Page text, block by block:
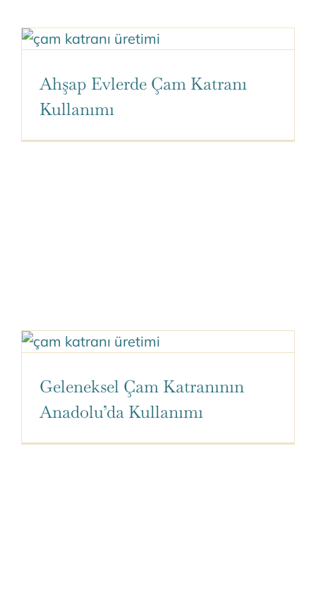
Ahşap Evlerde Çam Katranı
Kullanımı
Geleneksel Çam Katranının
Anadolu’da Kullanımı